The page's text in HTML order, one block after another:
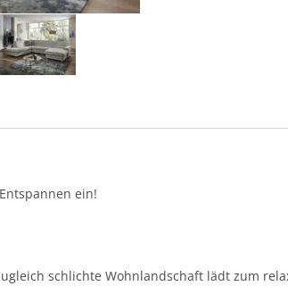
ein!
schlichte Wohnlandschaft lädt zum